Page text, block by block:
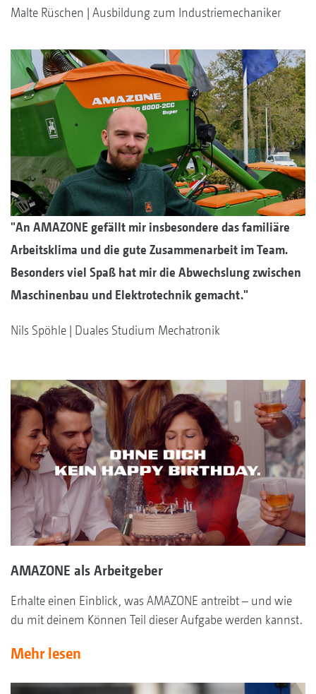
Malte Rüschen | Ausbildung zum Industriemechaniker
"An AMAZONE gefällt mir insbesondere das familiäre
Arbeitsklima und die gute Zusammenarbeit im Team.
Besonders viel Spaß hat mir die Abwechslung zwischen
Maschinenbau und Elektrotechnik gemacht."
Nils Spöhle | Duales Studium Mechatronik
AMAZONE als Arbeitgeber
Erhalte einen Einblick, was AMAZONE antreibt – und wie
du mit deinem Können Teil dieser Aufgabe werden kannst.
Mehr lesen